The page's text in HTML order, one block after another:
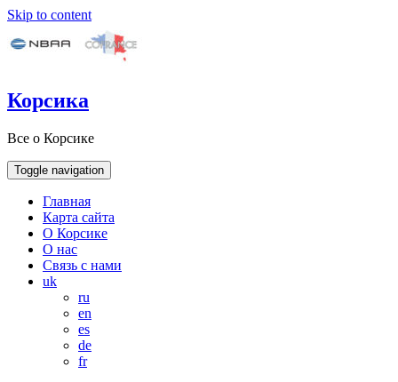
Skip to content
Корсика
Все о Корсике
Toggle navigation
Главная
Карта сайта
О Корсике
О нас
Связь с нами
uk
ru
en
es
de
fr